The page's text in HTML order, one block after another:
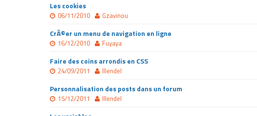
Les cookies
06/11/2010 Gzavinou
CrÃ©er un menu de navigation en ligne
16/12/2010 Fuyaya
Faire des coins arrondis en CSS
24/09/2011 Illendel
Personnalisation des posts dans un forum
15/12/2011 Illendel